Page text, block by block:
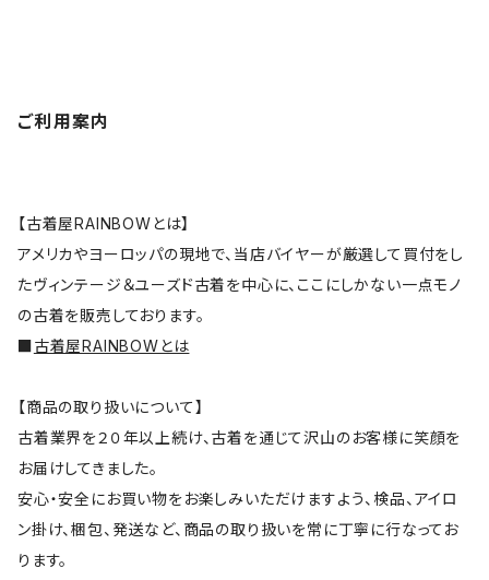
ご利用案内
【古着屋RAINBOWとは】
アメリカやヨーロッパの現地で、当店バイヤーが厳選して買付をし
たヴィンテージ＆ユーズド古着を中心に、ここにしかない一点モノ
の古着を販売しております。
■古着屋RAINBOWとは
【商品の取り扱いについて】
古着業界を２０年以上続け、古着を通じて沢山のお客様に笑顔を
お届けしてきました。
安心・安全にお買い物をお楽しみいただけますよう、検品、アイロ
ン掛け、梱包、発送など、商品の取り扱いを常に丁寧に行なってお
ります。